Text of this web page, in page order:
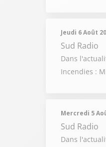
Jeudi 6 Août
Sud Radio
Dans
Incendies :
Mercredi 5
Sud Radio
Dans